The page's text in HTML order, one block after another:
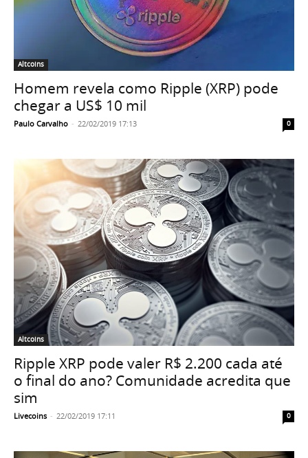
Altcoins
Homem revela como Ripple (XRP) pode
chegar a US$ 10 mil
Paulo Carvalho - 22/02/2019 17:13 0
Altcoins
Ripple XRP pode valer R$ 2.200 cada até
o final do ano? Comunidade acredita que
sim
Livecoins - 22/02/2019 17:11 0